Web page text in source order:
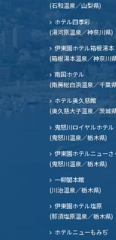
(石和温泉／山梨県)
ホテル四季彩
(湯河原温泉／神奈川県)
伊東園ホテル箱根湯本
(箱根湯本温泉／神奈川
南国ホテル
(南房総白浜温泉／千葉
ホテル奥久慈館
(奥久慈大子温泉／茨城
鬼怒川ロイヤルホテル
(鬼怒川温泉／栃木県)
伊東園ホテルニューさ
(鬼怒川温泉／栃木県)
一柳閣本館
(川治温泉／栃木県)
伊東園ホテル塩原
(那須塩原温泉／栃木県)
ホテルニューもみぢ